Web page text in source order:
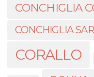
CONCHIGLIA
CONCHIGLIA
CORALLO